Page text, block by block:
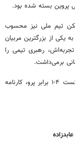
پروین بسته شده بود.
بازیکن تیم ملی نیز محسوب
یکی از بزرگترین مربیان
رهبری تیمی را
برمی‌داشت.
باخت ۳-۰ برابر هلند، تساوی ۱-۱ مقابل اسکاتلند و شکست ۴-۱ برابر پرو، کارنامه